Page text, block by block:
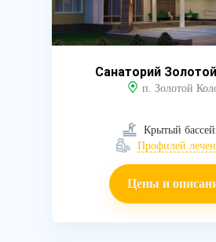
Санаторий
п. Золотой
Крытый
Профилей
Цены и